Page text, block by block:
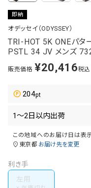
即納
オデッセイ（ODYSSEY）
TRI-HOT 5K ONEパタ
PSTL 34 JV メンズ
販売価格 ¥20,416税込
204
この地域へのお届け日は表
東京都 お届け先を変更
利き手
左用